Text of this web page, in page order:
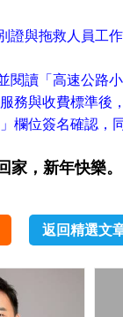
證與拖救人員工
閱讀「高速公路
務與收費標準後
欄位簽名確認，
家，新年快樂。
返回精選文